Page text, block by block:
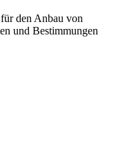
den Anbau von
und Bestimmungen